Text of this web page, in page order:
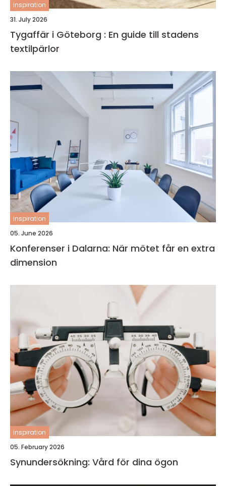
inspiration
31. July 2026
Tygaffär i Göteborg : En guide till stadens
textilpärlor
inspiration
05. June 2026
Konferenser i Dalarna: När mötet får en extra
dimension
inspiration
05. February 2026
Synundersökning: Vård för dina ögon